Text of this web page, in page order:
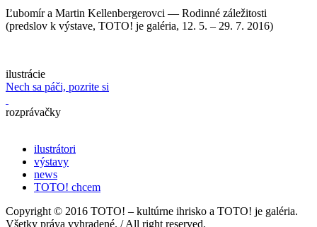
Ľubomír a Martin Kellenbergerovci — Rodinné záležitosti
(predslov k výstave, TOTO! je galéria, 12. 5. – 29. 7. 2016)
ilustrácie
Nech sa páči, pozrite si
rozprávačky
ilustrátori
výstavy
news
TOTO! chcem
Copyright © 2016 TOTO! – kultúrne ihrisko a TOTO! je galéria.
Všetky práva vyhradené. / All right reserved.